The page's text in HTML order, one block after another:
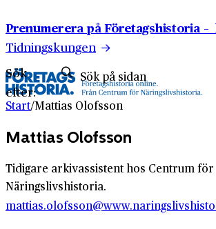
Prenumerera på Företagshistoria –
Tidningskungen
Sök
efter:
Start/Mattias Olofsson
Mattias Olofsson
Tidigare arkivassistent hos Centrum för
Näringslivshistoria.